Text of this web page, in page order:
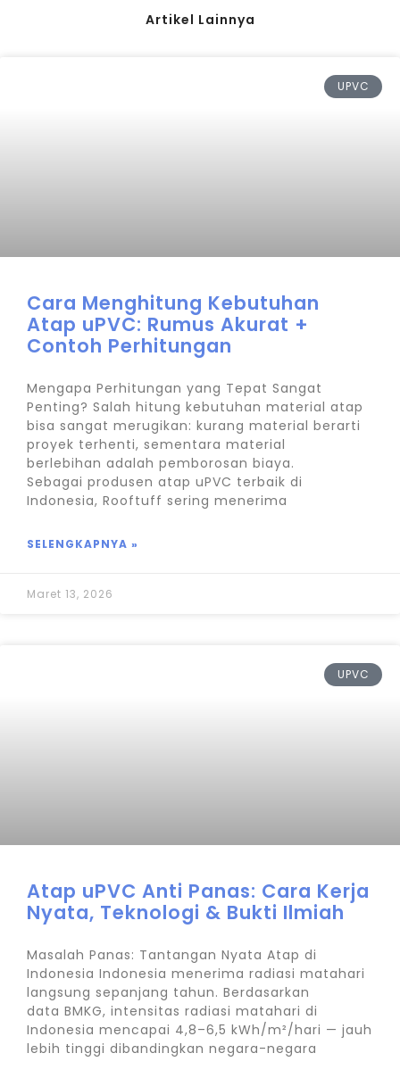
Artikel Lainnya
UPVC
Cara Menghitung Kebutuhan
Atap uPVC: Rumus Akurat +
Contoh Perhitungan
Mengapa Perhitungan yang Tepat Sangat
Penting? Salah hitung kebutuhan material atap
bisa sangat merugikan: kurang material berarti
proyek terhenti, sementara material
berlebihan adalah pemborosan biaya.
Sebagai produsen atap uPVC terbaik di
Indonesia, Rooftuff sering menerima
SELENGKAPNYA »
Maret 13, 2026
UPVC
Atap uPVC Anti Panas: Cara Kerja
Nyata, Teknologi & Bukti Ilmiah
Masalah Panas: Tantangan Nyata Atap di
Indonesia Indonesia menerima radiasi matahari
langsung sepanjang tahun. Berdasarkan
data BMKG, intensitas radiasi matahari di
Indonesia mencapai 4,8–6,5 kWh/m²/hari — jauh
lebih tinggi dibandingkan negara-negara